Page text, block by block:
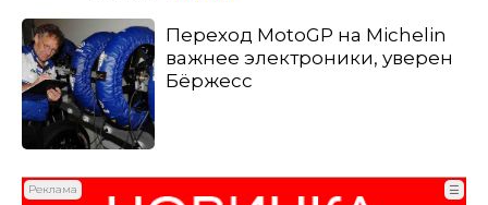
Переход MotoGP на Michelin
важнее электроники, уверен
Бёржесс
Реклама ☰